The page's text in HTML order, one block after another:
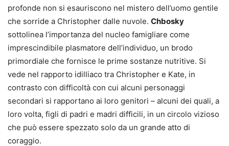
profonde non si esauriscono nel mistero dell’uomo gentile
che sorride a Christopher dalle nuvole. Chbosky
sottolinea l’importanza del nucleo famigliare come
imprescindibile plasmatore dell’individuo, un brodo
primordiale che fornisce le prime sostanze nutritive. Si
vede nel rapporto idilliaco tra Christopher e Kate, in
contrasto con difficoltà con cui alcuni personaggi
secondari si rapportano ai loro genitori – alcuni dei quali, a
loro volta, figli di padri e madri difficili, in un circolo vizioso
che può essere spezzato solo da un grande atto di
coraggio.